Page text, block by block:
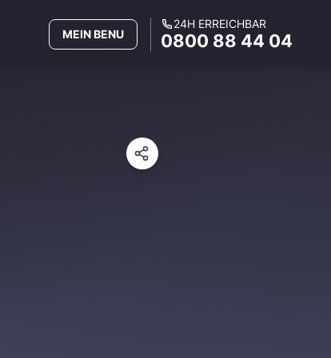
MEIN BENU
24H ERREICHBAR
0800 88 44 04